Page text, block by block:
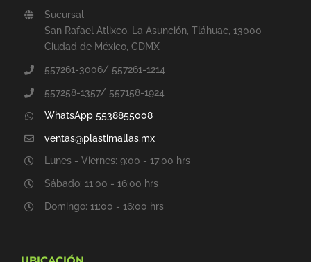
Sucursal
San Rafael Atlixco, La Asunción, Tláhuac, 13000
Ciudad de México, CDMX
557261-3006/ 557261-1214
557258-1357/ 557158-1924
WhatsApp 5538855008
ventas@plastimallas.mx
Lunes - Viernes: 9:00 - 17:00 hrs
Sábado: 11:00 - 16:00 hrs
Domingo: 11:00 - 16:00 hrs